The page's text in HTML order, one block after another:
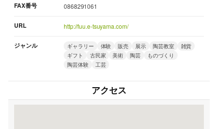
FAX番号 0868291061
URL http://fuu.e-tsuyama.com/
ジャンル ギャラリー 体験 販売 展示 陶芸教室
雑貨
ギフト
古民家 美術 陶芸
ものづくり
陶芸体験
工芸
アクセス